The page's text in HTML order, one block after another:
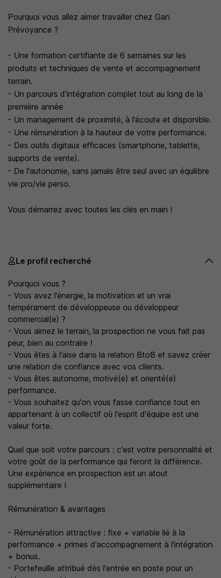
Pourquoi vous allez aimer travailler chez Gan
Prévoyance ?
- Une formation certifiante de 6 semaines sur les
produits et techniques de vente et accompagnement
terrain.
- Un parcours d'intégration complet tout au long de la
première année
- Un management de proximité, à l'écoute et disponible.
- Une rémunération à la hauteur de votre performance.
- Des outils digitaux efficaces (smartphone, tablette,
supports de vente).
- De l'autonomie, sans jamais être seul avec un équilibre
vie pro/vie perso.
Vous démarrez avec toutes les clés en main !
Le profil recherché
Pourquoi vous ?
- Vous avez l'énergie, la motivation et un vrai
tempérament de développeuse ou développeur
commercial(e) ?
- Vous aimez le terrain, la prospection ne vous fait pas
peur, bien au contraire !
- Vous êtes à l'aise dans la relation BtoB et savez créer
une relation de confiance avec vos clients.
- Vous êtes autonome, motivé(e) et orienté(e)
performance.
- Vous souhaitez qu'on vous fasse confiance tout en
appartenant à un collectif où l'esprit d'équipe est une
valeur forte.
Quel que soit votre parcours : c'est votre personnalité et
votre goût de la performance qui feront la différence.
Une expérience en prospection est un atout
supplémentaire !
Rémunération & avantages
- Rémunération attractive : fixe + variable lié à la
performance + primes d'accompagnement à l'intégration
+ bonus.
- Portefeuille attribué dès l'entrée en poste pour un